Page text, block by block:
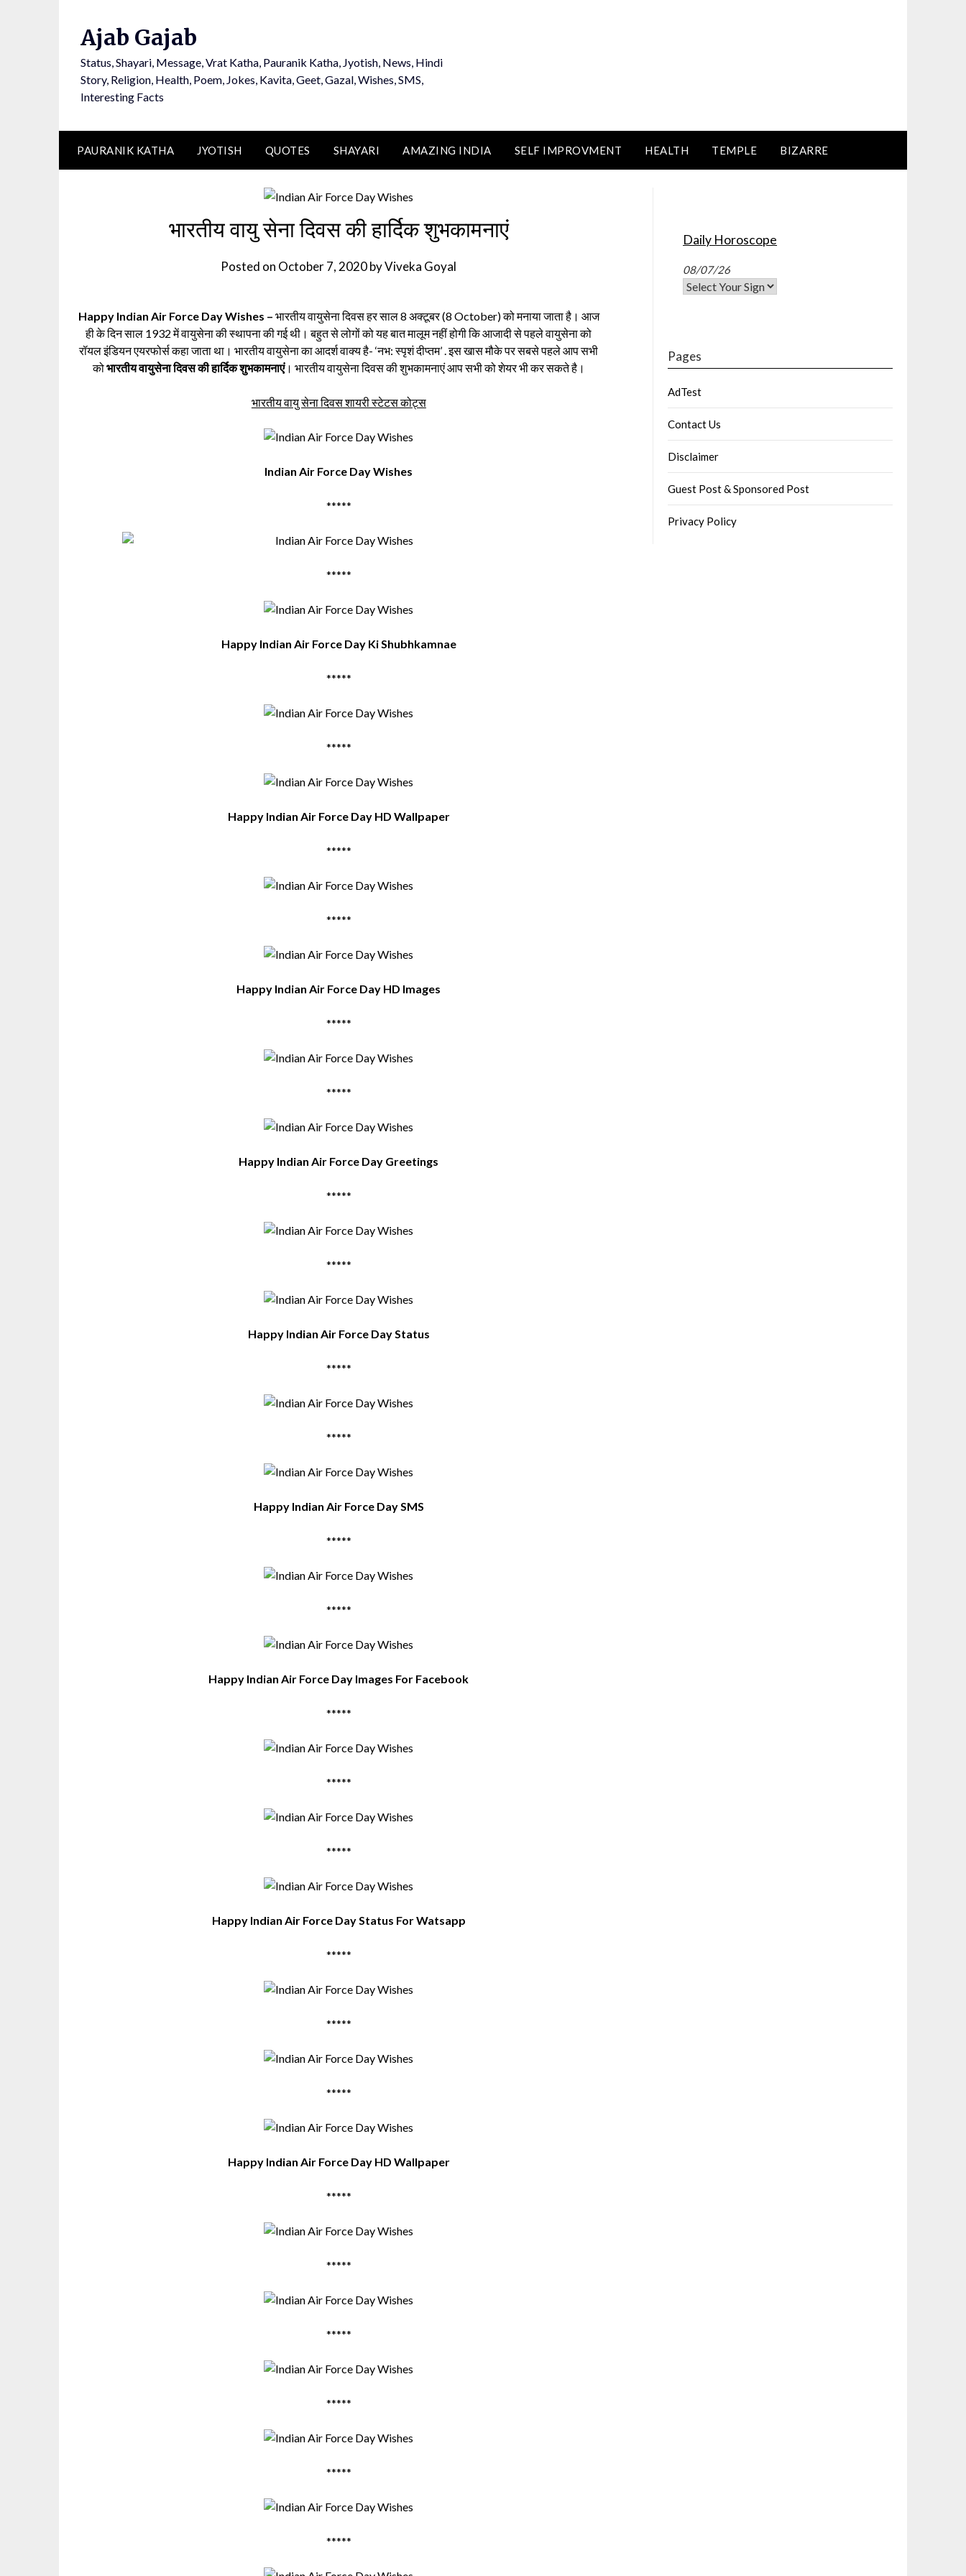
Ajab Gajab
Status, Shayari, Message, Vrat Katha, Pauranik Katha, Jyotish, News, Hindi
Story, Religion, Health, Poem, Jokes, Kavita, Geet, Gazal, Wishes, SMS,
Interesting Facts
PAURANIK KATHA JYOTISH QUOTES SHAYARI AMAZING INDIA SELF IMPROVMENT HEALTH TEMPLE BIZARRE
भारतीय वायु सेना दिवस की हार्दिक शुभकामनाएं
Posted on October 7, 2020byViveka Goyal
Happy Indian Air Force Day Wishes – भारतीय वायुसेना दिवस हर साल 8 अक्टूबर (8 October) को मनाया जाता है। आज
ही के दिन साल 1932 में वायुसेना की स्थापना की गई थी। बहुत से लोगों को यह बात मालूम नहीं होगी कि आजादी से पहले वायुसेना को
रॉयल इंडियन एयरफोर्स कहा जाता था। भारतीय वायुसेना का आदर्श वाक्य है- ‘नभ: स्पृशं दीप्तम’ . इस खास मौके पर सबसे पहले आप सभी
कोभारतीय वायुसेना दिवस की हार्दिक शुभकामनाएं। भारतीय वायुसेना दिवस की शुभकामनाएं आप सभी को शेयर भी कर सकते है।
भारतीय वायु सेना दिवस शायरी स्टेटस कोट्स
Indian Air Force Day Wishes
*****
*****
Happy Indian Air Force Day Ki Shubhkamnae
*****
*****
Happy Indian Air Force Day HD Wallpaper
*****
*****
Happy Indian Air Force Day HD Images
*****
*****
Happy Indian Air Force Day Greetings
*****
*****
Happy Indian Air Force Day Status
*****
*****
Happy Indian Air Force Day SMS
*****
*****
Happy Indian Air Force Day Images For Facebook
*****
*****
*****
Happy Indian Air Force Day Status For Watsapp
*****
*****
*****
Happy Indian Air Force Day HD Wallpaper
*****
*****
*****
*****
*****
*****
Daily Horoscope
08/07/26
Pages
AdTest
Contact Us
Disclaimer
Guest Post & Sponsored Post
Privacy Policy